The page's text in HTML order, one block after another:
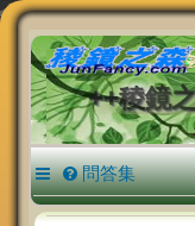
++稜鏡
問答集